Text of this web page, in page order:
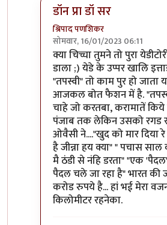
डॉन प्रा डॉ सर
श्रिपाद पणशिकर
सोमवार, 16/01/2023 06:11
In reply toसल्लागारांना असे
क्या चिच्चा तुमने तो पुरा
डाला ;) येडे के उप्पर खालि
"तपस्वी" तो काम पुर हो जाता
आजकल बोत फैशन में है.
चाहे जो करतबा, करामातें
पंजाब तक लेकिन उसको रगड
ओवैसी ने...."खुद को मार दिया
है जीन्ना हय क्या" " पचास
मै ठंडी से नंहि डरता" "एक
पैदल चले जा रहा है" भारत
करोड रुपये है... हां भई मेरा
किलोमीटर रहनेका.